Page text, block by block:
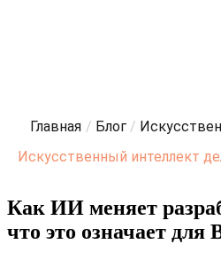
Главная / Блог /
Искусственный интеллект
Как ИИ меняет
что это означает